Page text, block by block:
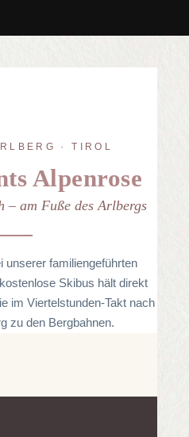
· TIROL
Alpenrose
– am Fuße des Arlbergs
unserer familiengeführten
Skibus hält direkt
im Viertelstunden-Takt nach
zu den Bergbahnen.